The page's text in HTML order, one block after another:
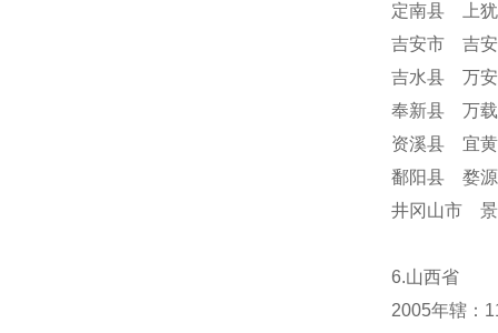
定南县 上
吉安市 吉
吉水县 万
奉新县 万
资溪县 宜
鄱阳县 婺
井冈山市 景
6.山西省
2005年辖：